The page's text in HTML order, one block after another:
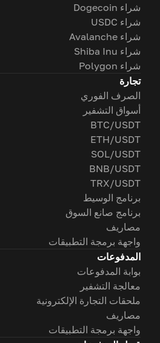
شراء Dogecoin
شراء USDC
شراء Avalanche
شراء Shiba Inu
شراء Polygon
تجارة
الصرف الفوري
أسواق التشفير
BTC/USDT
ETH/USDT
SOL/USDT
BNB/USDT
TRX/USDT
برنامج الوسيط
برنامج صانع السوق
مصاريف
واجهة برمجة التطبيقات
المدفوعات
بوابة المدفوعات
معالجة التشفير
ملحقات التجارة الإلكترونية
مصاريف
واجهة برمجة التطبيقات